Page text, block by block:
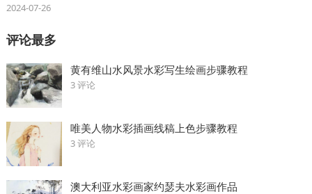
2024-07-26
评论最多
黄有维山水风景水彩写生绘画步骤教程
3 评论
唯美人物水彩插画线稿上色步骤教程
3 评论
澳大利亚水彩画家约瑟夫水彩画作品